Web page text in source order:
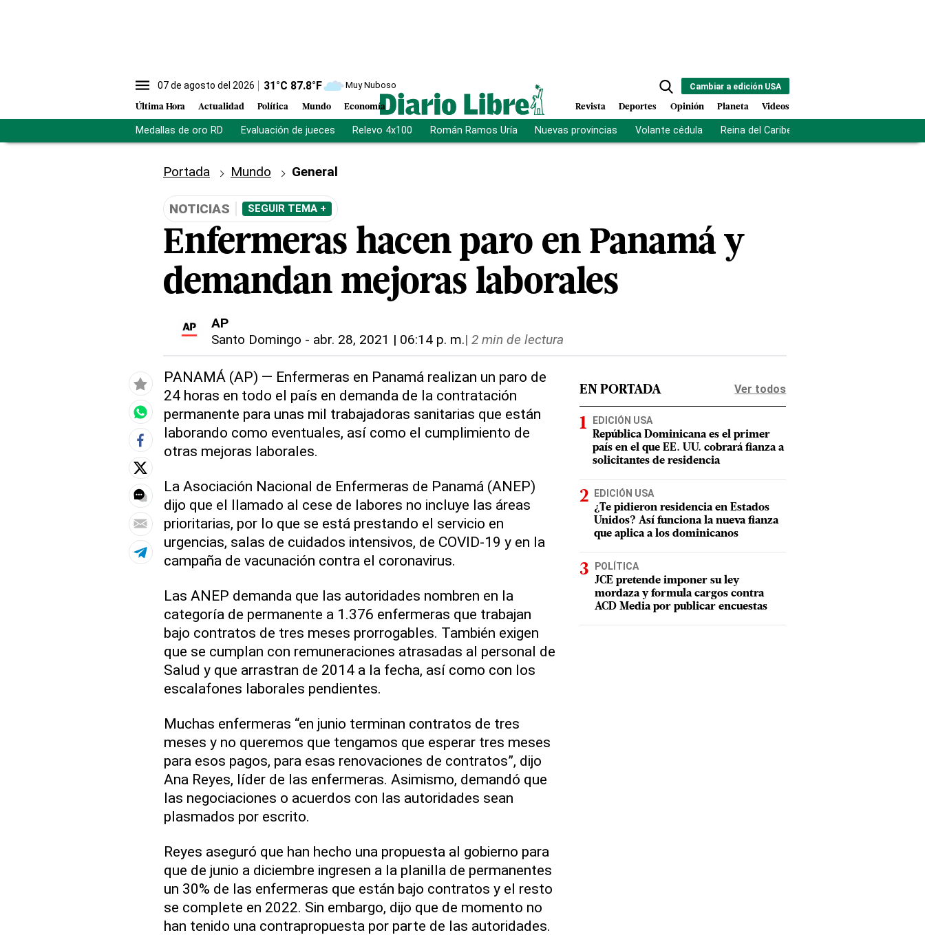
07 de agosto del 2026 31°C 87.8°F Muy Nuboso
Última Hora Actualidad Política Mundo Economía
Cambiar a edición USA
Revista Deportes Opinión Planeta Videos
Medallas de oro RD Evaluación de jueces Relevo 4x100 Román Ramos Uría Nuevas provincias Volante cédula Reina del Caribe
Portada Mundo General
NOTICIAS SEGUIR TEMA +
Enfermeras hacen paro en Panamá y
demandan mejoras laborales
AP
Santo Domingo - abr. 28, 2021 | 06:14 p. m.| 2 min de lectura
PANAMÁ (AP) — Enfermeras en Panamá realizan un paro de
24 horas en todo el país en demanda de la contratación
permanente para unas mil trabajadoras sanitarias que están
laborando como eventuales, así como el cumplimiento de
otras mejoras laborales.
La Asociación Nacional de Enfermeras de Panamá (ANEP)
dijo que el llamado al cese de labores no incluye las áreas
prioritarias, por lo que se está prestando el servicio en
urgencias, salas de cuidados intensivos, de COVID-19 y en la
campaña de vacunación contra el coronavirus.
Las ANEP demanda que las autoridades nombren en la
categoría de permanente a 1.376 enfermeras que trabajan
bajo contratos de tres meses prorrogables. También exigen
que se cumplan con remuneraciones atrasadas al personal de
Salud y que arrastran de 2014 a la fecha, así como con los
escalafones laborales pendientes.
Muchas enfermeras “en junio terminan contratos de tres
meses y no queremos que tengamos que esperar tres meses
para esos pagos, para esas renovaciones de contratos”, dijo
Ana Reyes, líder de las enfermeras. Asimismo, demandó que
las negociaciones o acuerdos con las autoridades sean
plasmados por escrito.
Reyes aseguró que han hecho una propuesta al gobierno para
que de junio a diciembre ingresen a la planilla de permanentes
un 30% de las enfermeras que están bajo contratos y el resto
se complete en 2022. Sin embargo, dijo que de momento no
han tenido una contrapropuesta por parte de las autoridades.
EN PORTADA Ver todos
EDICIÓN USA
República Dominicana es el primer
país en el que EE. UU. cobrará fianza a
solicitantes de residencia
EDICIÓN USA
¿Te pidieron residencia en Estados
Unidos? Así funciona la nueva fianza
que aplica a los dominicanos
POLÍTICA
JCE pretende imponer su ley
mordaza y formula cargos contra
ACD Media por publicar encuestas